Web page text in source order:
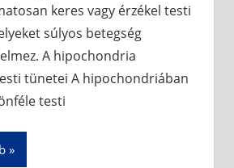
keres vagy érzékel testi
súlyos betegség
A hipochondria
tünetei A hipochondriában
testi